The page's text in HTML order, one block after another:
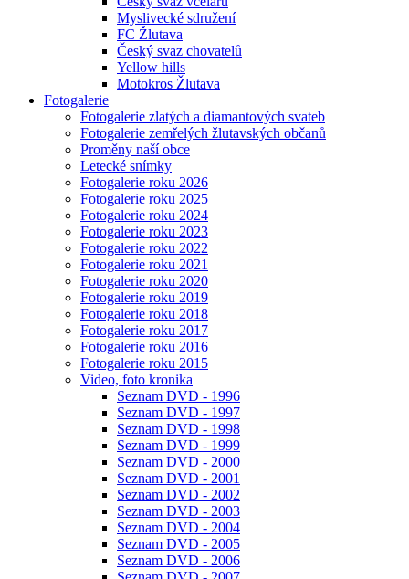
Myslivecké sdružení
FC Žlutava
Český svaz chovatelů
Yellow hills
Motokros Žlutava
Fotogalerie
Fotogalerie zlatých a diamantových svateb
Fotogalerie zemřelých žlutavských občanů
Proměny naší obce
Letecké snímky
Fotogalerie roku 2026
Fotogalerie roku 2025
Fotogalerie roku 2024
Fotogalerie roku 2023
Fotogalerie roku 2022
Fotogalerie roku 2021
Fotogalerie roku 2020
Fotogalerie roku 2019
Fotogalerie roku 2018
Fotogalerie roku 2017
Fotogalerie roku 2016
Fotogalerie roku 2015
Video, foto kronika
Seznam DVD - 1996
Seznam DVD - 1997
Seznam DVD - 1998
Seznam DVD - 1999
Seznam DVD - 2000
Seznam DVD - 2001
Seznam DVD - 2002
Seznam DVD - 2003
Seznam DVD - 2004
Seznam DVD - 2005
Seznam DVD - 2006